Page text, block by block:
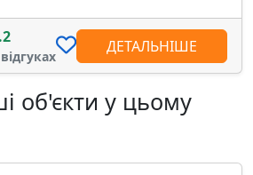
ДЕТАЛЬНІШЕ
об'єкти у цьому